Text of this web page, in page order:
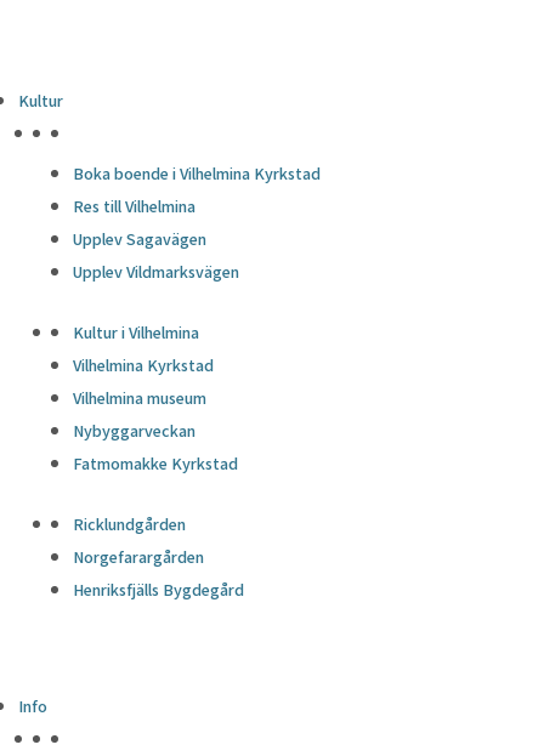
Kultur
Boka boende i Vilhelmina Kyrkstad
Res till Vilhelmina
Upplev Sagavägen
Upplev Vildmarksvägen
Kultur i Vilhelmina
Vilhelmina Kyrkstad
Vilhelmina museum
Nybyggarveckan
Fatmomakke Kyrkstad
Ricklundgården
Norgefarargården
Henriksfjälls Bygdegård
Info